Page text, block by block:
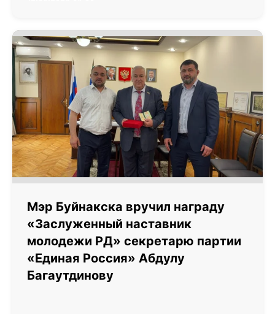
Мэр Буйнакска вручил награду
«Заслуженный наставник
молодежи РД» секретарю партии
«Единая Россия» Абдулу
Багаутдинову